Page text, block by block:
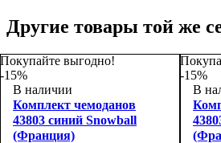
Другие товары той же
Покупайте выгодно!
-15%
В наличии
Комплект чемоданов
43803 синий Snowball
(Франция)
-15%
В